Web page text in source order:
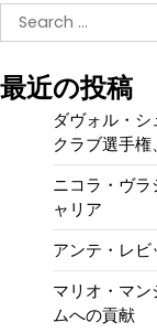
Search
for:
最近の投稿
ダヴォル・シ
クラブ選手権
ニコラ・ヴ
ャリア
アンテ・レ
マリオ・マ
ムへの貢献